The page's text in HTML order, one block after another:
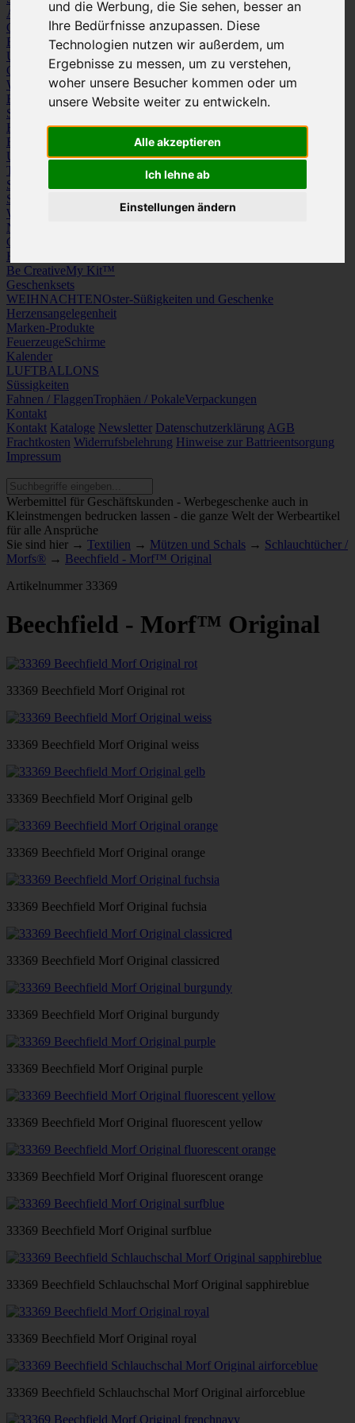
und die Werbung, die Sie sehen, besser an
Ihre Bedürfnisse anzupassen. Diese
Technologien nutzen wir außerdem, um
Ergebnisse zu messen, um zu verstehen,
woher unsere Besucher kommen oder um
unsere Website weiter zu entwickeln.
Alle akzeptieren
Ich lehne ab
Einstellungen ändern
ArbeitskleidungKrawatten und Tücher
Caps
Mützen und Schals
FrottierwareKissen & Tischwäsche
Underwear
Strümpfe / Socken
Gürtel
Schuhe
Werbeartikel
Büro
SchreibgeräteMedien
Schlüsselanhänger & Chiphalter
HaushaltTassen, Gläser, Kannen, BecherWerkzeuge & Messer
Freizeit, Reisen, Outdoor
Strand & Camping
Uhren
Licht & Optik
Taschen
Rucksäcke
Schlüsseletuis & Brieftaschen
Spiele
Weitere Kategorien
News & Evergreens
Grüne Welle
Hergestellt in Europa
Be CreativeMy Kit™
Geschenksets
WEIHNACHTENOster-Süßigkeiten und Geschenke
Herzensangelegenheit
Marken-Produkte
FeuerzeugeSchirme
Kalender
LUFTBALLONS
Süssigkeiten
Fahnen / FlaggenTrophäen / PokaleVerpackungen
Kontakt
Kontakt Kataloge Newsletter Datenschutzerklärung AGB
Frachtkosten Widerrufsbelehrung Hinweise zur Battrieentsorgung
Impressum
Werbemittel für Geschäftskunden - Werbegeschenke auch in
Kleinstmengen bedrucken lassen - die ganze Welt der Werbeartikel
für alle Ansprüche
Sie sind hier → Textilien → Mützen und Schals → Schlauchtücher /
Morfs® → Beechfield - Morf™ Original
Artikelnummer 33369
Beechfield - Morf™ Original
33369 Beechfield Morf Original rot
33369 Beechfield Morf Original weiss
33369 Beechfield Morf Original gelb
33369 Beechfield Morf Original orange
33369 Beechfield Morf Original fuchsia
33369 Beechfield Morf Original classicred
33369 Beechfield Morf Original burgundy
33369 Beechfield Morf Original purple
33369 Beechfield Morf Original fluorescent yellow
33369 Beechfield Morf Original fluorescent orange
33369 Beechfield Morf Original surfblue
33369 Beechfield Schlauchschal Morf Original sapphireblue
33369 Beechfield Morf Original royal
33369 Beechfield Schlauchschal Morf Original airforceblue